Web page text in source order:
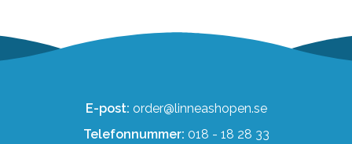
E-post: order@linneashopen.se
Telefonnummer: 018 - 18 28 33